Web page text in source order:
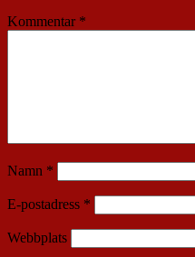
Kommentar *
Namn *
E-postadress *
Webbplats